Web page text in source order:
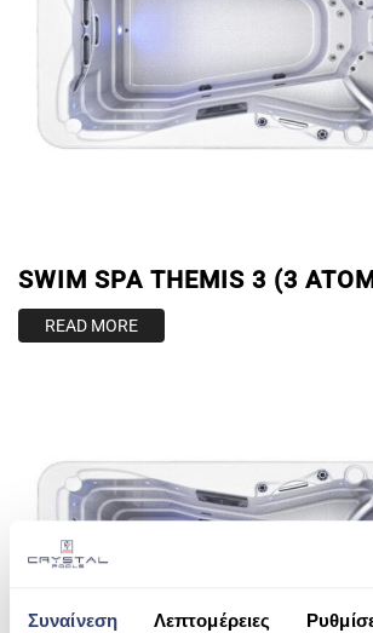
Συναίνεση Λεπτομέρειες
SWIM SPA THEMIS 3 (3
READ MORE